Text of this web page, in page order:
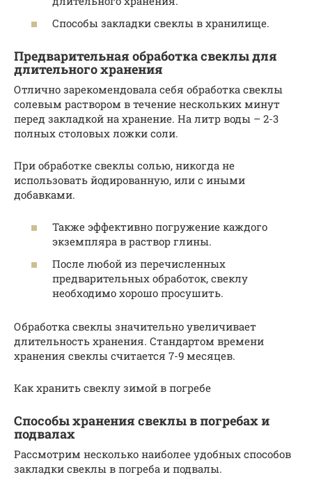
Способы закладки свеклы в хранилище.
Предварительная обработка свеклы для
длительного хранения
Отлично зарекомендовала себя обработка свеклы
солевым раствором в течение нескольких минут
перед закладкой на хранение. На литр воды – 2-3
полных столовых ложки соли.
При обработке свеклы солью, никогда не
использовать йодированную, или с иными
добавками.
Также эффективно погружение каждого
экземпляра в раствор глины.
После любой из перечисленных
предварительных обработок, свеклу
необходимо хорошо просушить.
Обработка свеклы значительно увеличивает
длительность хранения. Стандартом времени
хранения свеклы считается 7-9 месяцев.
Как хранить свеклу зимой в погребе
Способы хранения свеклы в погребах и
подвалах
Рассмотрим несколько наиболее удобных способов
закладки свеклы в погреба и подвалы.